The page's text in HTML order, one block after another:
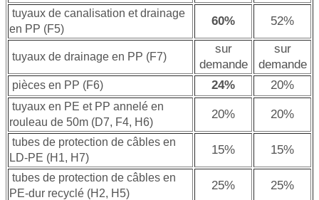
tuyaux de canalisation et drainage
en PP (F5)
60% 52%
tuyaux de drainage en PP (F7)
sur
demande
sur
demande
pièces en PP (F6) 24% 20%
tuyaux en PE et PP annelé en
rouleau de 50m (D7, F4, H6)
20% 20%
tubes de protection de câbles en
LD-PE (H1, H7)
15% 15%
tubes de protection de câbles en
PE-dur recyclé (H2, H5)
25% 25%